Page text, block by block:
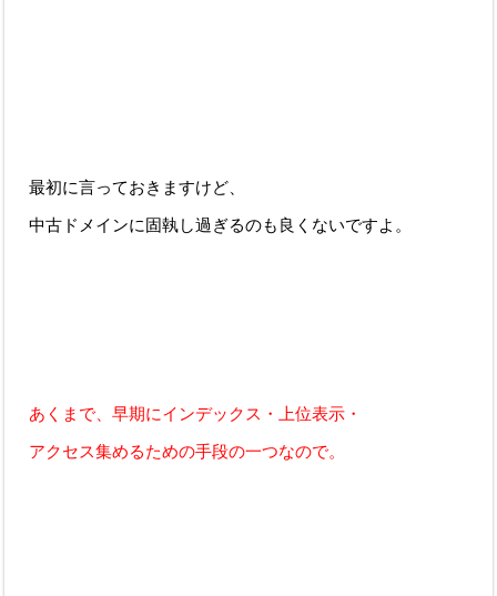
最初に言っておきますけど、
中古ドメインに固執し過ぎるのも良くないですよ。
あくまで、早期にインデックス・上位表示・
アクセス集めるための手段の一つなので。